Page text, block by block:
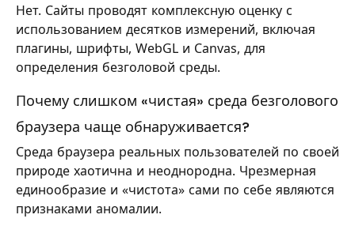
Нет. Сайты проводят комплексную оценку с
использованием десятков измерений, включая
плагины, шрифты, WebGL и Canvas, для
определения безголовой среды.
Почему слишком «чистая» среда безголового
браузера чаще обнаруживается?
Среда браузера реальных пользователей по своей
природе хаотична и неоднородна. Чрезмерная
единообразие и «чистота» сами по себе являются
признаками аномалии.